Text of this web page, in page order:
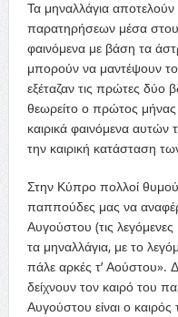
Τα μηναλλάγια
παρατηρήσεων μέσα
φαινόμενα με βάση τα
μπορούν να μαντέψουν
εξέταζαν τις πρώτες
θεωρείτο ο πρώτος
καιρικά φαινόμενα
την καιρική κατάσταση
Στην Κύπρο πολλοί
παππούδες μας να
Αυγούστου (τις
τα μηναλλάγια, με το
πάλε αρκές τ’ Αούστου».
δείχνουν τον καιρό του
Αυγούστου είναι ο